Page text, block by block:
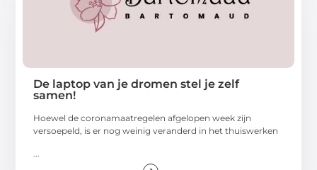
De laptop van je dromen stel je zelf
samen!
Hoewel de coronamaatregelen afgelopen week zijn
versoepeld, is er nog weinig veranderd in het thuiswerken
...